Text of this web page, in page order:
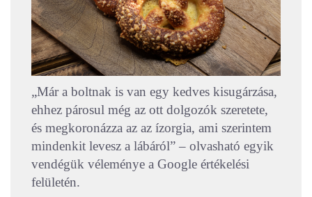
„Már a boltnak is van egy kedves kisugárzása,
ehhez párosul még az ott dolgozók szeretete,
és megkoronázza az az ízorgia, ami szerintem
mindenkit levesz a lábáról” – olvasható egyik
vendégük véleménye a Google értékelési
felületén.